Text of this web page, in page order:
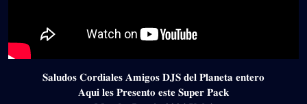
𝐒𝐚𝐥𝐮𝐝𝐨𝐬 𝐂𝐨𝐫𝐝𝐢𝐚𝐥𝐞𝐬 𝐀𝐦𝐢𝐠𝐨𝐬 𝐃𝐉𝐒 𝐝𝐞𝐥 𝐏𝐥𝐚𝐧𝐞𝐭𝐚 𝐞𝐧𝐭𝐞𝐫𝐨
𝐀𝐪𝐮𝐢 𝐥𝐞𝐬 𝐏𝐫𝐞𝐬𝐞𝐧𝐭𝐨 𝐞𝐬𝐭𝐞 𝐒𝐮𝐩𝐞𝐫 𝐏𝐚𝐜𝐤